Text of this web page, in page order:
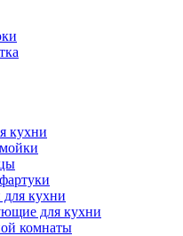
кухни
кухни
для кухни
комнаты